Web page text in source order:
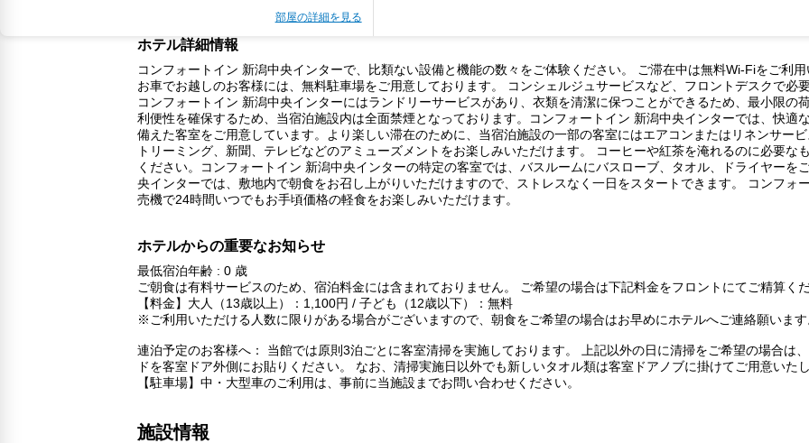
部屋の詳細を見る
ホテル詳細情報
コンフォートイン 新潟中央インターで、比類ない設備と機能の数々をご体験ください。 ご滞在中は無料Wi-Fiをご利
お車でお越しのお客様には、無料駐車場をご用意しております。 コンシェルジュサービスなど、フロントデスクで必
コンフォートイン 新潟中央インターにはランドリーサービスがあり、衣類を清潔に保つことができるため、最小限の
利便性を確保するため、当宿泊施設内は全面禁煙となっております。コンフォートイン 新潟中央インターでは、快適
備えた客室をご用意しています。より楽しい滞在のために、当宿泊施設の一部の客室にはエアコンまたはリネンサー
トリーミング、新聞、テレビなどのアミューズメントをお楽しみいただけます。 コーヒーや紅茶を淹れるのに必要な
ください。コンフォートイン 新潟中央インターの特定の客室では、バスルームにバスローブ、タオル、ドライヤーを
央インターでは、敷地内で朝食をお召し上がりいただけますので、ストレスなく一日をスタートできます。 コンフォ
売機で24時間いつでもお手頃価格の軽食をお楽しみいただけます。
ホテルからの重要なお知らせ
最低宿泊年齢 : 0 歳
ご朝食は有料サービスのため、宿泊料金には含まれておりません。 ご希望の場合は下記料金をフロントにてご精算くだ
【料金】大人（13歳以上）：1,100円 / 子ども（12歳以下）：無料
※ご利用いただける人数に限りがある場合がございますので、朝食をご希望の場合はお早めにホテルへご連絡願います
連泊予定のお客様へ： 当館では原則3泊ごとに客室清掃を実施しております。 上記以外の日に清掃をご希望の場合は
ドを客室ドア外側にお貼りください。 なお、清掃実施日以外でも新しいタオル類は客室ドアノブに掛けてご用意いたし
【駐車場】中・大型車のご利用は、事前に当施設までお問い合わせください。
施設情報